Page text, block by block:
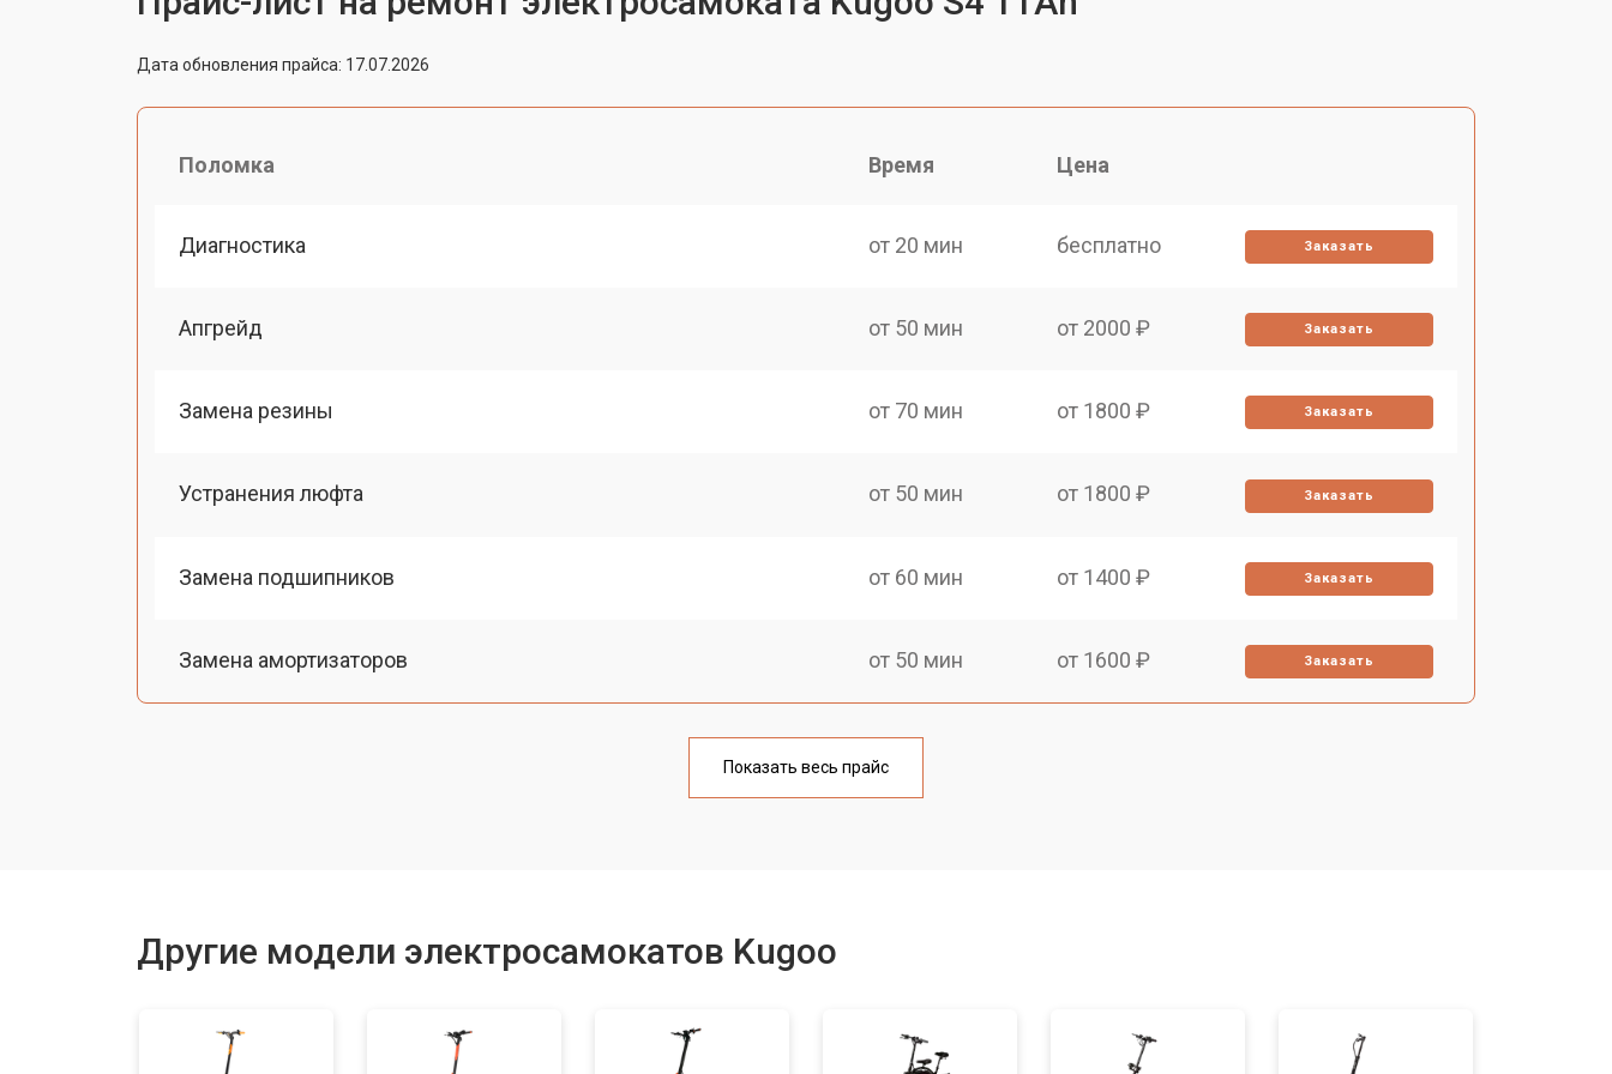
Дата обновления прайса: 17.07.2026
Поломка Время Цена
Диагностика от 20 мин бесплатно Заказать
Апгрейд от 50 мин от 2000 ₽ Заказать
Замена резины от 70 мин от 1800 ₽ Заказать
Устранения люфта от 50 мин от 1800 ₽ Заказать
Замена подшипников от 60 мин от 1400 ₽ Заказать
Замена амортизаторов от 50 мин от 1600 ₽ Заказать
от 60 мин
Показать весь прайс
Другие модели электросамокатов Kugoo